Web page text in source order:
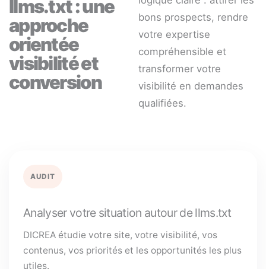
llms.txt : une
approche
orientée
visibilité et
conversion
bons prospects, rendre
votre expertise
compréhensible et
transformer votre
visibilité en demandes
qualifiées.
AUDIT
Analyser votre situation autour de llms.txt
DICREA étudie votre site, votre visibilité, vos
contenus, vos priorités et les opportunités les plus
utiles.